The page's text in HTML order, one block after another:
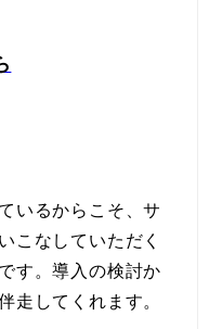
いるからこそ、サ
こなしていただく
す。導入の検討か
走してくれます。